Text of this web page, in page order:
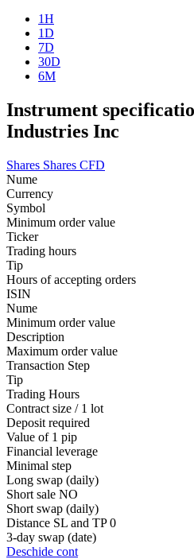
1H
1D
7D
30D
6M
Instrument
Industries Inc
Shares Shares CFD
Nume
Currency
Symbol
Minimum order value
Ticker
Trading hours
Tip
Hours of accepting orders
ISIN
Nume
Minimum order value
Description
Maximum order value
Transaction Step
Tip
Trading Hours
Contract size / 1 lot
Deposit required
Value of 1 pip
Financial leverage
Minimal step
Long swap (daily)
Short sale NO
Short swap (daily)
Distance SL and TP 0
3-day swap (date)
Deschide cont